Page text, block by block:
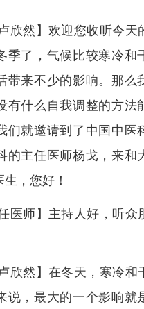
欣然】欢迎您收听今天
季了，气候比较寒冷和
带来不少的影响。那么
有什么自我调整的方法
们就邀请到了中国中医
的主任医师杨戈，来和
，您好！
医师】主持人好，听众
欣然】在冬天，寒冷和
说，最大的一个影响就